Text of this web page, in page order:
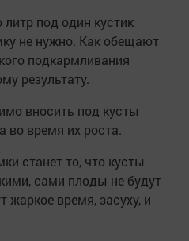
под один кустик
не нужно. Как обещают
подкармливания
результату.
вносить под кусты
во время их роста.
станет то, что кусты
сами плоды не будут
жаркое время, засуху, и